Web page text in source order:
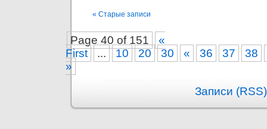
« Старые записи
Page 40 of 151
«
First
... 10 20 30 « 36 37
38
»
Записи (RSS)